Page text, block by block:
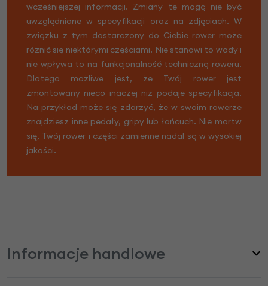
wcześniejszej informacji. Zmiany te mogą nie być
uwzględnione w specyfikacji oraz na zdjęciach. W
związku z tym dostarczony do Ciebie rower może
różnić się niektórymi częściami. Nie stanowi to wady i
nie wpływa to na funkcjonalność techniczną roweru.
Dlatego możliwe jest, że Twój rower jest
zmontowany nieco inaczej niż podaje specyfikacja.
Na przykład może się zdarzyć, że w swoim rowerze
znajdziesz inne pedały, gripy lub łańcuch. Nie martw
się, Twój rower i części zamienne nadal są w wysokiej
jakości.
Informacje handlowe